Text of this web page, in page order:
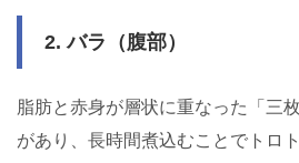
2. バラ（腹部）
脂肪と赤身が層状に重なった「三
があり、長時間煮込むことでトロ